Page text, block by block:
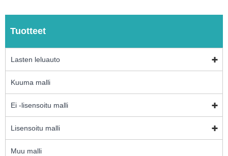
Tuotteet
Lasten leluauto
Kuuma malli
Ei -lisensoitu malli
Lisensoitu malli
Muu malli